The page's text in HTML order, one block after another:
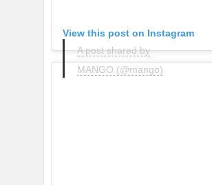
View this post on Instagram
A post shared by
MANGO (@mango)